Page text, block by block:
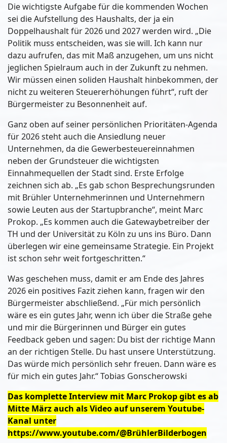
Die wichtigste Aufgabe für die kommenden Wochen
sei die Aufstellung des Haushalts, der ja ein
Doppelhaushalt für 2026 und 2027 werden wird. „Die
Politik muss entscheiden, was sie will. Ich kann nur
dazu aufrufen, das mit Maß anzugehen, um uns nicht
jeglichen Spielraum auch in der Zukunft zu nehmen.
Wir müssen einen soliden Haushalt hinbekommen, der
nicht zu weiteren Steuererhöhungen führt“, ruft der
Bürgermeister zu Besonnenheit auf.
Ganz oben auf seiner persönlichen Prioritäten-Agenda
für 2026 steht auch die Ansiedlung neuer
Unternehmen, da die Gewerbesteuereinnahmen
neben der Grundsteuer die wichtigsten
Einnahmequellen der Stadt sind. Erste Erfolge
zeichnen sich ab. „Es gab schon Besprechungsrunden
mit Brühler Unternehmerinnen und Unternehmern
sowie Leuten aus der Startupbranche“, meint Marc
Prokop. „Es kommen auch die Gatewaybetreiber der
TH und der Universität zu Köln zu uns ins Büro. Dann
überlegen wir eine gemeinsame Strategie. Ein Projekt
ist schon sehr weit fortgeschritten.“
Was geschehen muss, damit er am Ende des Jahres
2026 ein positives Fazit ziehen kann, fragen wir den
Bürgermeister abschließend. „Für mich persönlich
wäre es ein gutes Jahr, wenn ich über die Straße gehe
und mir die Bürgerinnen und Bürger ein gutes
Feedback geben und sagen: Du bist der richtige Mann
an der richtigen Stelle. Du hast unsere Unterstützung.
Das würde mich persönlich sehr freuen. Dann wäre es
für mich ein gutes Jahr.“ Tobias Gonscherowski
Das komplette Interview mit Marc Prokop gibt es ab
Mitte März auch als Video auf unserem Youtube-
Kanal unter
https://www.youtube.com/@BrühlerBilderbogen